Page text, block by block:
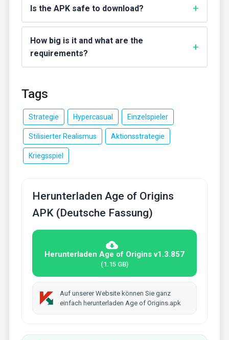
Is the APK safe to download?
How big is it and what are the
requirements?
Tags
Strategie Hypercasual Einzelspieler
Stilisierter Realismus Aktionsstrategie
Kriegsspiel
Herunterladen Age of Origins
APK (Deutsche Fassung)
Herunterladen Age of Origins v1.3.857
(1.15 GB)
Auf unserer Website können Sie ganz
einfach herunterladen Age of Origins.apk